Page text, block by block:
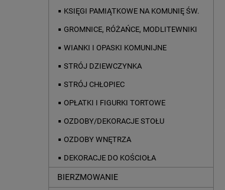
KSIĘGI PAMIĄTKOWE NA KOMUNIĘ ŚW.
GROMNICE, RÓŻAŃCE, MODLITEWNIKI
WIANKI I OPASKI KOMUNIJNE
STRÓJ DZIEWCZYNKA
STRÓJ CHŁOPIEC
OPŁATKI I FIGURKI TORTOWE
OZDOBY/DEKORACJE STOŁU
OZDOBY WNĘTRZA
DEKORACJE DO KOŚCIOŁA
BIERZMOWANIE